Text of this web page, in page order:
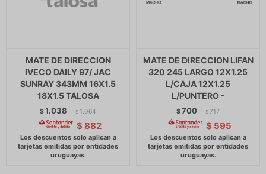
MATE DE DIRECCION
IVECO DAILY 97/ JAC
SUNRAY 343MM 16X1.5
18X1.5 TALOSA
$1.038 $ 1.064
$ 882
MATE DE DIRECCION LIFAN
320 245 LARGO 12X1.25
L/CAJA 12X1.25
L/PUNTERO -
$700 $ 717
$ 595